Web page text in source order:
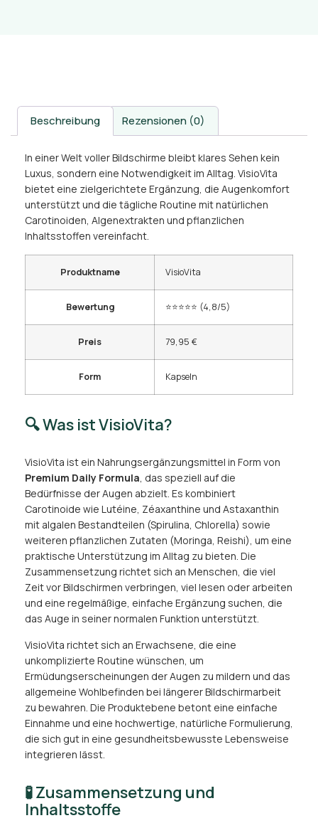
Beschreibung Rezensionen (0)
In einer Welt voller Bildschirme bleibt klares Sehen kein
Luxus, sondern eine Notwendigkeit im Alltag. VisioVita
bietet eine zielgerichtete Ergänzung, die Augenkomfort
unterstützt und die tägliche Routine mit natürlichen
Carotinoiden, Algenextrakten und pflanzlichen
Inhaltsstoffen vereinfacht.
Produktname VisioVita
Bewertung ⭐⭐⭐⭐⭐ (4,8/5)
Preis 79,95 €
Form Kapseln
🔍 Was ist VisioVita?
VisioVita ist ein Nahrungsergänzungsmittel in Form von
Premium Daily Formula, das speziell auf die
Bedürfnisse der Augen abzielt. Es kombiniert
Carotinoide wie Lutéine, Zéaxanthine und Astaxanthin
mit algalen Bestandteilen (Spirulina, Chlorella) sowie
weiteren pflanzlichen Zutaten (Moringa, Reishi), um eine
praktische Unterstützung im Alltag zu bieten. Die
Zusammensetzung richtet sich an Menschen, die viel
Zeit vor Bildschirmen verbringen, viel lesen oder arbeiten
und eine regelmäßige, einfache Ergänzung suchen, die
das Auge in seiner normalen Funktion unterstützt.
VisioVita richtet sich an Erwachsene, die eine
unkomplizierte Routine wünschen, um
Ermüdungserscheinungen der Augen zu mildern und das
allgemeine Wohlbefinden bei längerer Bildschirmarbeit
zu bewahren. Die Produktebene betont eine einfache
Einnahme und eine hochwertige, natürliche Formulierung,
die sich gut in eine gesundheitsbewusste Lebensweise
integrieren lässt.
🧪 Zusammensetzung und
Inhaltsstoffe